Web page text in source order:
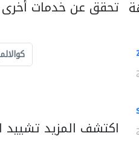
تحقق عن خدمات أخرى
اكتشف المزيد تشييد